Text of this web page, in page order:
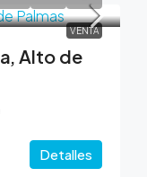
VENTA
Alto de
Detalles